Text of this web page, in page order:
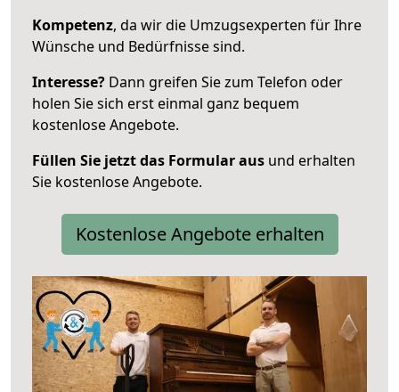
Kompetenz, da wir die Umzugsexperten für Ihre
Wünsche und Bedürfnisse sind.
Interesse? Dann greifen Sie zum Telefon oder
holen Sie sich erst einmal ganz bequem
kostenlose Angebote.
Füllen Sie jetzt das Formular aus und erhalten
Sie kostenlose Angebote.
Kostenlose Angebote erhalten